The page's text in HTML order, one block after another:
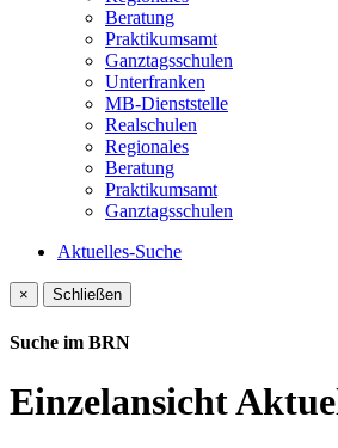
Beratung
Praktikumsamt
Ganztagsschulen
Unterfranken
MB-Dienststelle
Realschulen
Regionales
Beratung
Praktikumsamt
Ganztagsschulen
Aktuelles-Suche
× Schließen
Suche im BRN
Einzelansicht